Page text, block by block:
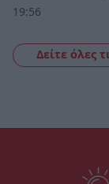
19:56
Δείτε όλες